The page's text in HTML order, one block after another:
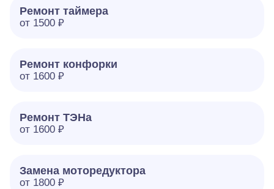
Ремонт таймера
от 1500 ₽
Ремонт конфорки
от 1600 ₽
Ремонт ТЭНа
от 1600 ₽
Замена моторедуктора
от 1800 ₽